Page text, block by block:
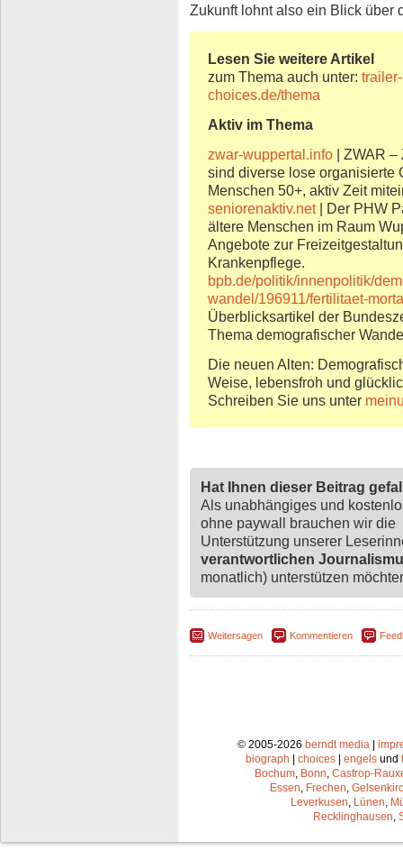
Zukunft lohnt also ein Blick über
Lesen Sie weitere Artikel
zum Thema auch unter:
choices.de/thema
Aktiv im Thema
zwar-wuppertal.info | ZWAR –
sind diverse lose organisierte
Menschen 50+, aktiv Zeit
seniorenaktiv.net| Der PHW
ältere Menschen im Raum
Angebote zur
Krankenpflege.
bpb.de/politik/innenpolitik/
wandel/196911/fertilitaet-
Überblicksartikel der
Thema demografischer
Die neuen Alten:
Weise, lebensfroh und
Schreiben Sie uns unter
Hat Ihnen dieser Beitrag
Als unabhängiges und
ohne paywall brauchen wir die
Unterstützung unserer
verantwortlichen
monatlich) unterstützen
Weitersagen Kommentieren
© 2005-2026 berndt media|
biograph | choices | engels und
Bochum, Bonn, Castrop-
Essen, Frechen,
Leverkusen, Lünen,
Recklinghausen,